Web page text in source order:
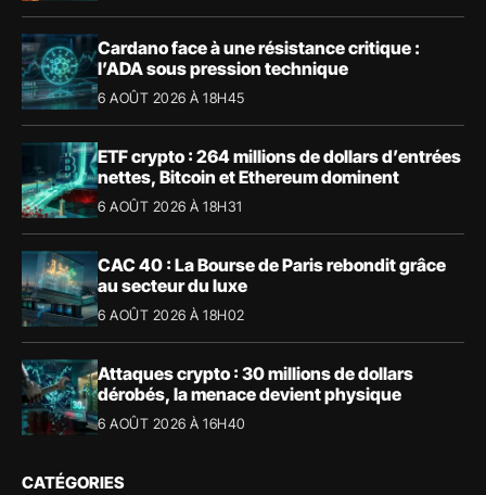
Cardano face à une résistance critique :
l’ADA sous pression technique
6 AOÛT 2026 À 18H45
ETF crypto : 264 millions de dollars d’entrées
nettes, Bitcoin et Ethereum dominent
6 AOÛT 2026 À 18H31
CAC 40 : La Bourse de Paris rebondit grâce
au secteur du luxe
6 AOÛT 2026 À 18H02
Attaques crypto : 30 millions de dollars
dérobés, la menace devient physique
6 AOÛT 2026 À 16H40
CATÉGORIES